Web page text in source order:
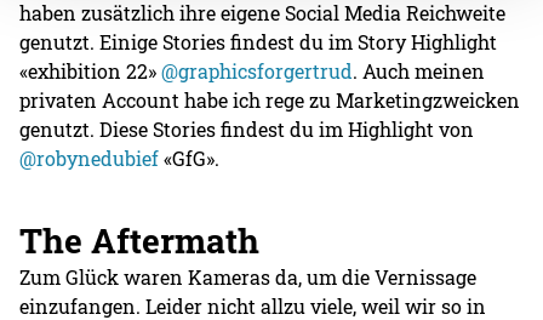
haben zusätzlich ihre eigene Social Media Reichweite
genutzt. Einige Stories findest du im Story Highlight
«exhibition 22»@graphicsforgertrud. Auch meinen
privaten Account habe ich rege zu Marketingzweicken
genutzt. Diese Stories findest du im Highlight von
@robynedubief«GfG».
The Aftermath
Zum Glück waren Kameras da, um die Vernissage
einzufangen. Leider nicht allzu viele, weil wir so in